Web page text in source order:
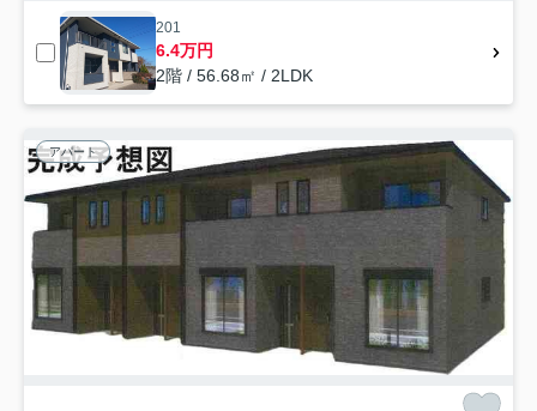
201
6.4万円
2階 / 56.68㎡ / 2LDK
アパート